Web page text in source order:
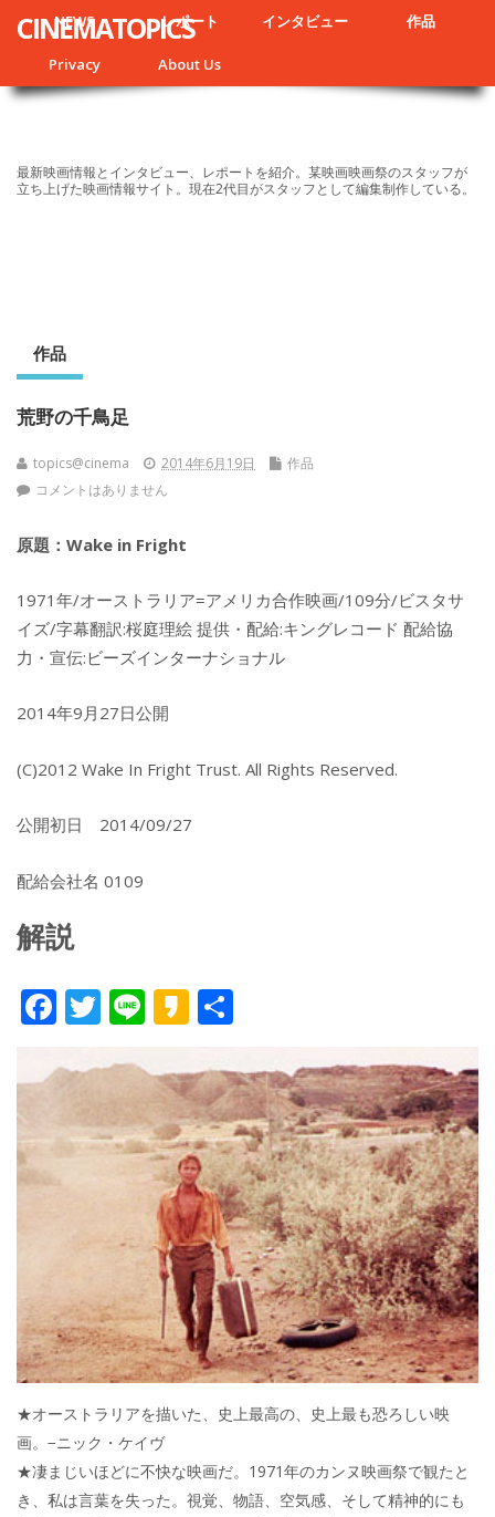
NEWS レポート インタビュー 作品
Privacy About Us
CINEMATOPICS
最新映画情報とインタビュー、レポートを紹介。某映画映画祭のスタッフが
立ち上げた映画情報サイト。現在2代目がスタッフとして編集制作している。
作品
荒野の千鳥足
topics@cinema 2014年6月19日
作品
コメントはありません
原題：Wake in Fright
1971年/オーストラリア=アメリカ合作映画/109分/ビスタサ
イズ/字幕翻訳:桜庭理絵 提供・配給:キングレコード 配給協
力・宣伝:ビーズインターナショナル
2014年9月27日公開
(C)2012 Wake In Fright Trust. All Rights Reserved.
公開初日 2014/09/27
配給会社名 0109
解説
F
e
b
o
o
T
itt
er
Li
e
K
k
a
o
★オーストラリアを描いた、史上最高の、史上最も恐ろしい映
画。−ニック・ケイヴ
★凄まじいほどに不快な映画だ。1971年のカンヌ映画祭で観たと
き、私は言葉を失った。視覚、物語、空気感、そして精神的にも